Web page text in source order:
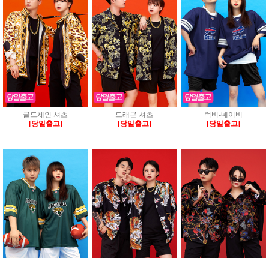
골드체인 셔츠
[당일출고]
드래곤 셔츠
[당일출고]
럭비-네이비
[당일출고]